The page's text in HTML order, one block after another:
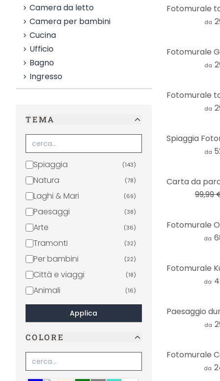
Camera da letto
Camera per bambini
Cucina
Ufficio
Bagno
Ingresso
TEMA
Spiaggia (143)
Natura (78)
Laghi & Mari (69)
Paesaggi (38)
Arte (36)
Tramonti (32)
Per bambini (22)
Città e viaggi (18)
Animali (16)
Palme (15)
Marittimo (15)
Benessere )
Retrò & Vintage (5)
Sport (4)
Applica
COLORE
da
da
da
da
99,99
da
da
da
da